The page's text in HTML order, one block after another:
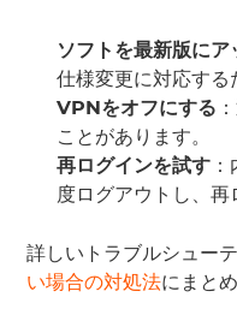
ソフトを最新版にア
仕様変更に対応する
VPNをオフにする
ことがあります。
再ログインを試す
度ログアウトし、再
詳しいトラブルシュー
い場合の対処法にまと